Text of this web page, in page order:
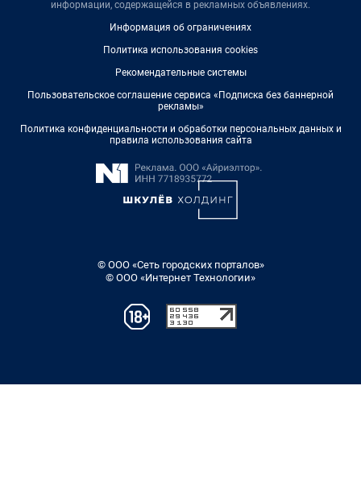
информации, содержащейся в рекламных объявлениях.
Информация об ограничениях
Политика использования cookies
Рекомендательные системы
Пользовательское соглашение сервиса «Подписка без баннерной
рекламы»
Политика конфиденциальности и обработки персональных данных и
правила использования сайта
© ООО «Сеть городских порталов»
© ООО «Интернет Технологии»